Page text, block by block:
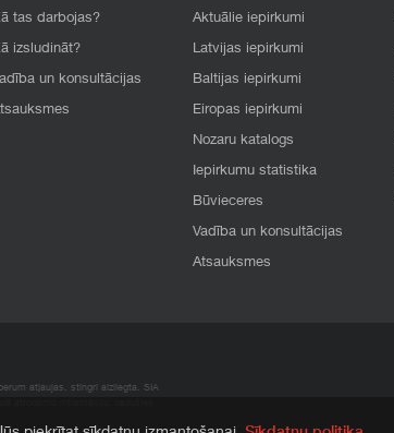
tas darbojas?
izsludināt?
un konsultācijas
Aktuālie iepirkumi
Latvijas iepirkumi
Baltijas iepirkumi
Eiropas iepirkumi
Nozaru katalogs
Iepirkumu statistika
Būvieceres
Vadība un konsultācijas
Atsauksmes
atļaujas, stingri aizliegta. SIA